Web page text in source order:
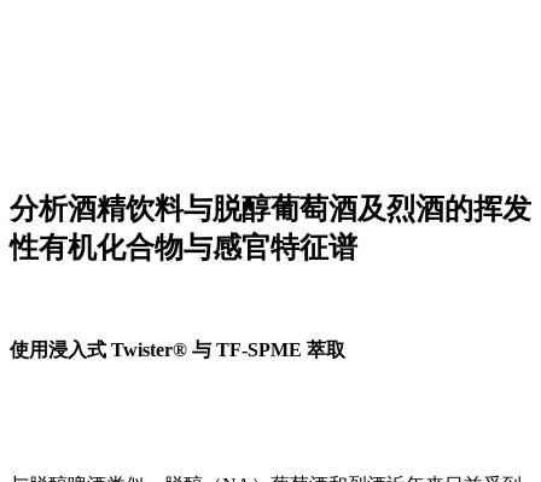
分析酒精饮料与脱醇葡萄酒及烈酒的挥发
性有机化合物与感官特征谱
使用浸入式 Twister® 与 TF-SPME 萃取